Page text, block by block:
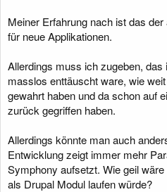
Meiner Erfahrung nach ist das
für neue Applikationen.
Allerdings muss ich zugeben,
masslos enttäuscht ware, wie
gewahrt haben und da schon auf
zurück gegriffen haben.
Allerdings könnte man auch
Entwicklung zeigt immer mehr
Symphony aufsetzt. Wie geil
als Drupal Modul laufen würde?